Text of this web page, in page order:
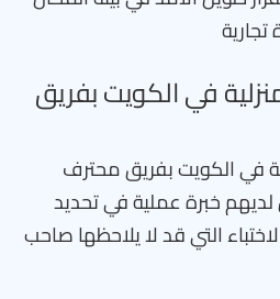
في الكويت بفريق
في الكويت بفريق محترف
خبرة عملية في تحديد
التي قد لا يلاحظها صاحب